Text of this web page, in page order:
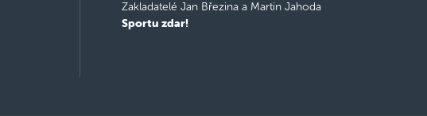
Zakladatelé Jan Březina a Martin Jahoda
Sportu zdar!